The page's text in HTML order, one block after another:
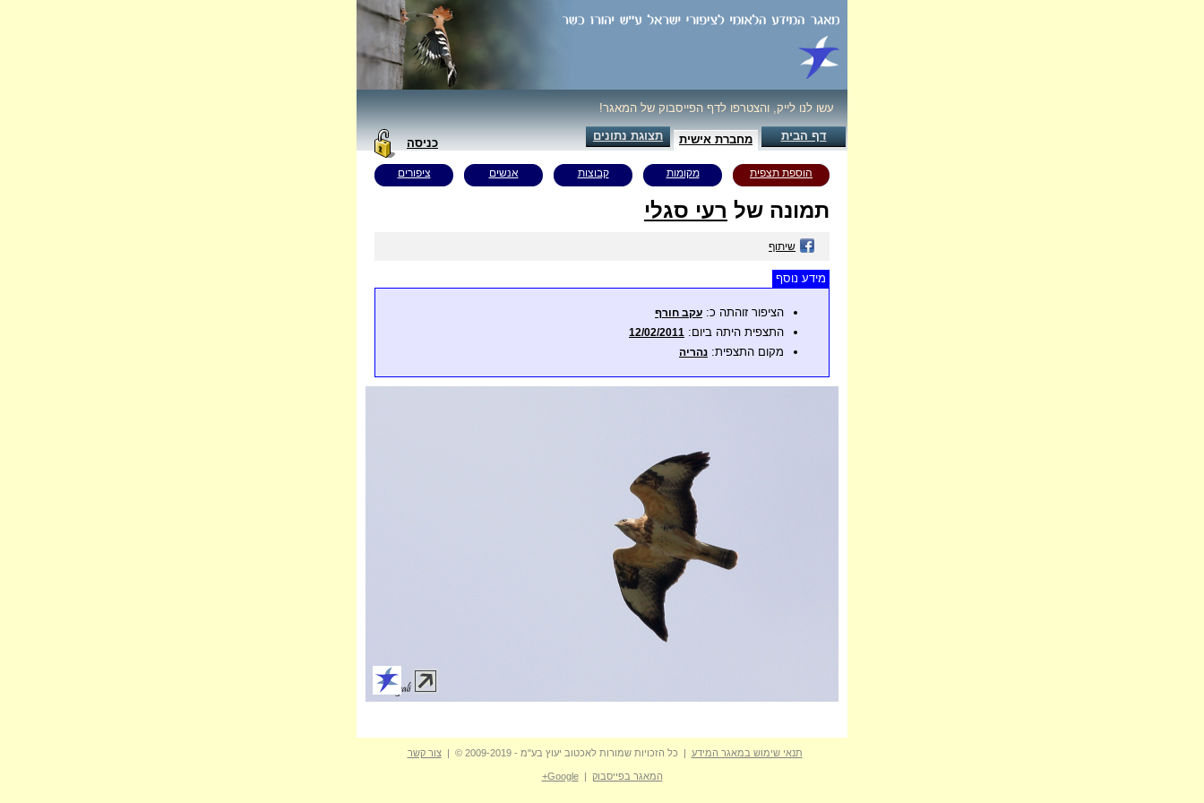
עשו לנו לייק, והצטרפו לדף הפייסבוק של המאגר!
דף הבית מחברת אישית תצוגת נתונים
כניסה
הוספת תצפית מקומות קבוצות אנשים ציפורים
תמונה של רעי סגלי
שיתוף
מידע נוסף
הציפור זוהתה כ: עקב חורף
התצפית היתה ביום: 12/02/2011
מקום התצפית: נהריה
תנאי שימוש במאגר המידע | כל הזכויות שמורות לאכטוב יעוץ בע"מ - 2009-2019 © | צור קשר
המאגר בפייסבוק |
Google+